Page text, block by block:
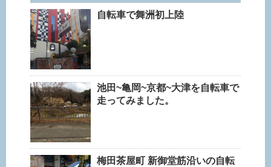
自転車で舞洲初上陸
池田~亀岡~京都~大津を自転車で
走ってみました。
梅田茶屋町 新御堂筋沿いの自転